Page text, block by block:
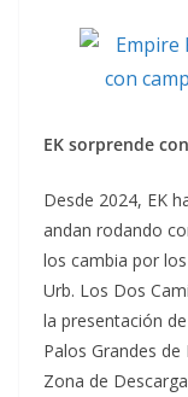
EK sorprende
Desde 2024, EK
andan rodando
los cambia por
Urb. Los Dos
la presentación
Palos Grandes
Zona de